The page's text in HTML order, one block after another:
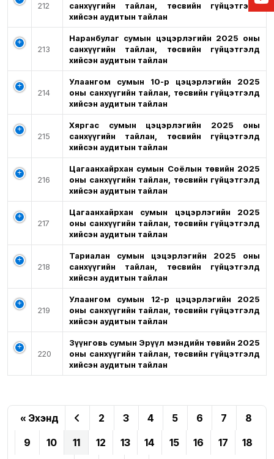
212
санхүүгийн тайлан, төсвийн гүйцэтгэлд
хийсэн аудитын тайлан
213
Наранбулаг сумын цэцэрлэгийн 2025 оны
санхүүгийн тайлан, төсвийн гүйцэтгэлд
хийсэн аудитын тайлан
214
Улаангом сумын 10-р цэцэрлэгийн 2025
оны санхүүгийн тайлан, төсвийн гүйцэтгэлд
хийсэн аудитын тайлан
215
Хяргас сумын цэцэрлэгийн 2025 оны
санхүүгийн тайлан, төсвийн гүйцэтгэлд
хийсэн аудитын тайлан
216
Цагаанхайрхан сумын Соёлын төвийн 2025
оны санхүүгийн тайлан, төсвийн гүйцэтгэлд
хийсэн аудитын тайлан
217
Цагаанхайрхан сумын цэцэрлэгийн 2025
оны санхүүгийн тайлан, төсвийн гүйцэтгэлд
хийсэн аудитын тайлан
218
Тариалан сумын цэцэрлэгийн 2025 оны
санхүүгийн тайлан, төсвийн гүйцэтгэлд
хийсэн аудитын тайлан
219
Улаангом сумын 12-р цэцэрлэгийн 2025
оны санхүүгийн тайлан, төсвийн гүйцэтгэлд
хийсэн аудитын тайлан
220
Зүүнговь сумын Эрүүл мэндийн төвийн 2025
оны санхүүгийн тайлан, төсвийн гүйцэтгэлд
хийсэн аудитын тайлан
« Эхэнд 2 3 4 5 6 7
8
9
10 11 12 13 14 15 16 17
18